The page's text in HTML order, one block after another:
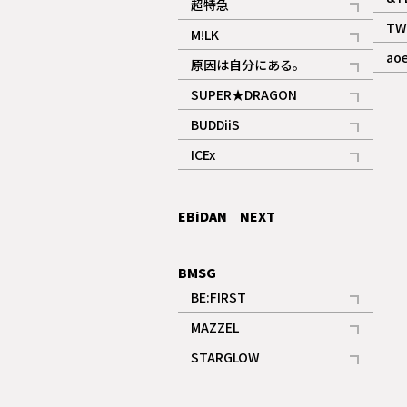
超特急
記事
ギャラリー
M!LK
記事
原因は自分にある。
記事
SUPER★DRAGON
記事
BUDDiiS
記事
ICEx
記事
EBiDAN NEXT
BMSG
BE:FIRST
記事
ギャラリー
MAZZEL
記事
ギャラリー
STARGLOW
記事